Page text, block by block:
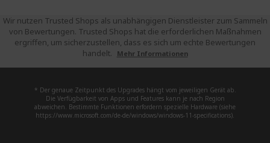
Wir nutzen Trusted Shops als unabhängigen Dienstleister zum Sammeln
von Bewertungen. Trusted Shops hat die erforderlichen Maßnahmen
ergriffen, um sicherzustellen, dass es sich um echte Bewertungen
handelt.
Mehr Informationen
* Der genaue Zeitpunkt des Upgrades hängt vom jeweiligen Gerät ab.
Die Verfügbarkeit von Apps und Features kann je nach Region
abweichen. Bestimmte Funktionen erfordern spezielle Hardware (siehe
https://www.microsoft.com/de-de/windows/windows-11-specifications).